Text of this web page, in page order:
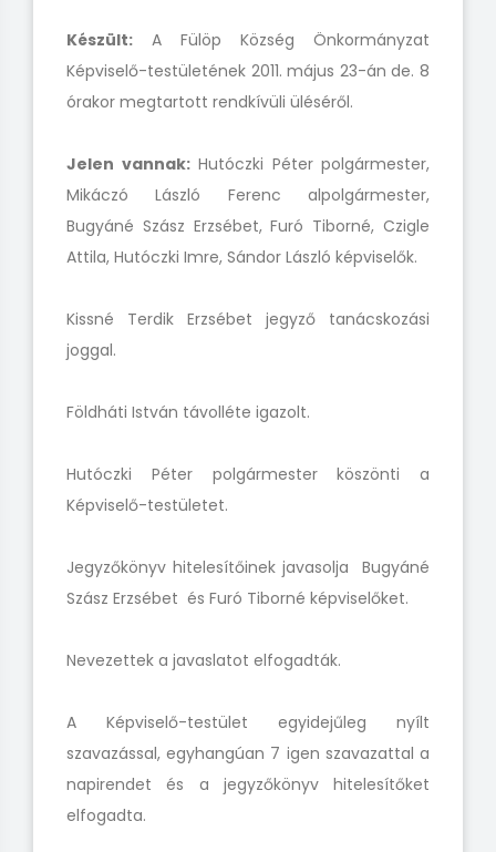
Készült: A Fülöp Község Önkormányzat
Képviselő-testületének 2011. május 23-án de. 8
órakor megtartott rendkívüli üléséről.
Jelen vannak:Hutóczki Péter polgármester,
Mikáczó László Ferenc alpolgármester,
Bugyáné Szász Erzsébet, Furó Tiborné, Czigle
Attila, Hutóczki Imre, Sándor László képviselők.
Kissné Terdik Erzsébet jegyző tanácskozási
joggal.
Földháti István távolléte igazolt.
Hutóczki Péter polgármester köszönti a
Képviselő-testületet.
Jegyzőkönyv hitelesítőinek javasolja Bugyáné
Szász Erzsébet és Furó Tiborné képviselőket.
Nevezettek a javaslatot elfogadták.
A Képviselő-testület egyidejűleg nyílt
szavazással, egyhangúan 7 igen szavazattal a
napirendet és a jegyzőkönyv hitelesítőket
elfogadta.